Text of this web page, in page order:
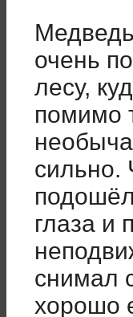
очень
лесу,
помимо
сильно.
глаза и
снимал
хорошо